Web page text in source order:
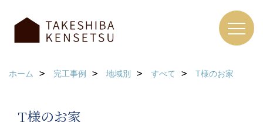
ホーム 完工事例 地域別 すべて T様のお家
T様のお家